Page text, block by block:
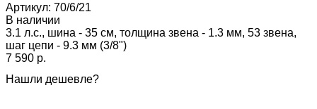
Артикул: 70/6/21
В наличии
3.1 л.с., шина - 35 см, толщина звена - 1.3 мм, 53 звена,
шаг цепи - 9.3 мм (3/8")
7 590 p.
Нашли дешевле?